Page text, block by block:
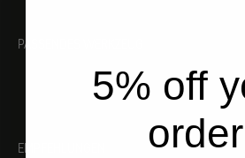
PASSENDES WERKZEUG
EMPFEHLUNGEN
5% off
order